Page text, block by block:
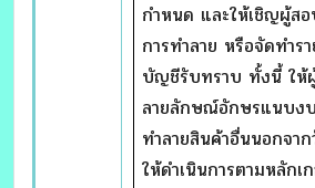
กำหนด และให้เชิญผู้ส
การทำลาย หรือจัดทำร
บัญชีรับทราบ ทั้งนี้ ให้
ลายลักษณ์อักษรแนบง
ทำลายสินค้าอื่นนอกจา
ให้ดำเนินการตามหลัก